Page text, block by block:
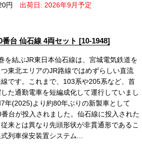
円 出荷日: 2026年9月予定
番台 仙石線 4両セット [10-1948]
を結ぶJR東日本仙石線は、宮城電気鉄道を
東北エリアのJR路線ではめずらしい直流
です。これまで、103系や205系など、首
た通勤電車を短編成化して運行していまし
年(2025)より約80年ぶりの新製車として
台が投入されました。仙石線に投入された
来とは異なり先頭形状が非貫通形であるこ
列車保安装置システム...